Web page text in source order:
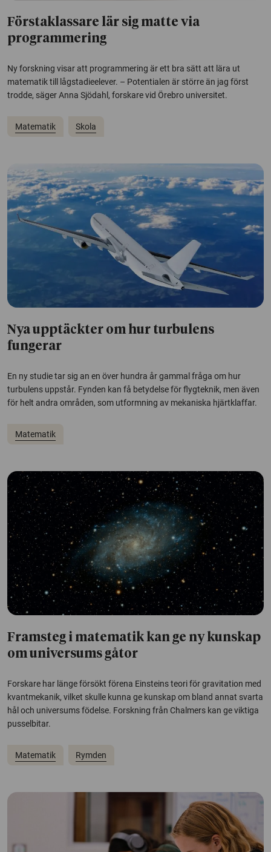
Förstaklassare lär sig matte via
programmering
Ny forskning visar att programmering är ett bra sätt att lära ut
matematik till lågstadieelever. – Potentialen är större än jag först
trodde, säger Anna Sjödahl, forskare vid Örebro universitet.
Matematik Skola
Nya upptäckter om hur turbulens
fungerar
En ny studie tar sig an en över hundra år gammal fråga om hur
turbulens uppstår. Fynden kan få betydelse för flygteknik, men även
för helt andra områden, som utformning av mekaniska hjärtklaffar.
Matematik
Framsteg i matematik kan ge ny kunskap
om universums gåtor
Forskare har länge försökt förena Einsteins teori för gravitation med
kvantmekanik, vilket skulle kunna ge kunskap om bland annat svarta
hål och universums födelse. Forskning från Chalmers kan ge viktiga
pusselbitar.
Matematik Rymden